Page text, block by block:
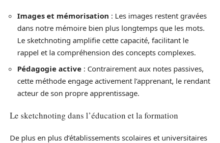
Images et mémorisation : Les images restent gravées
dans notre mémoire bien plus longtemps que les mots.
Le sketchnoting amplifie cette capacité, facilitant le
rappel et la compréhension des concepts complexes.
Pédagogie active : Contrairement aux notes passives,
cette méthode engage activement l’apprenant, le rendant
acteur de son propre apprentissage.
Le sketchnoting dans l’éducation et la formation
De plus en plus d’établissements scolaires et universitaires